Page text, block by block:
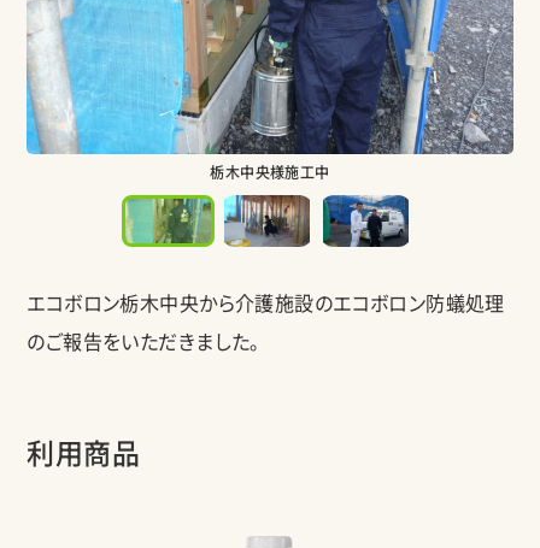
栃木中央様施工中
エコボロン栃木中央から介護施設のエコボロン防蟻処理
のご報告をいただきました。
利用商品